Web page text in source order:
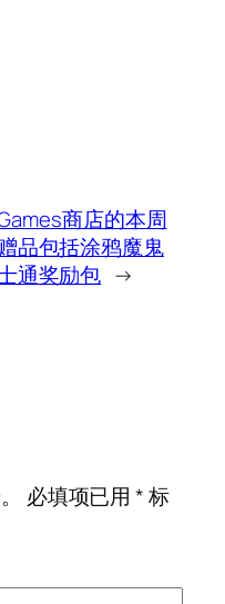
商店的本周
品包括涂鸦魔鬼
通奖励包 →
必填项已用*标